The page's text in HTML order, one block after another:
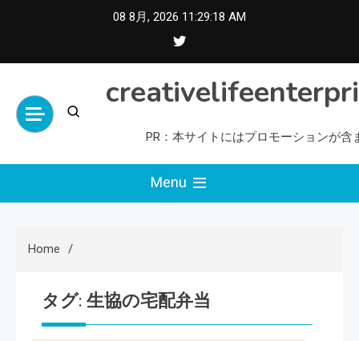
08 8月, 2026 11:29:19 AM
PR：本サイトにはプロモーションが含
Menu
Home
タグ: 生協の宅配弁当